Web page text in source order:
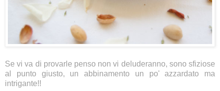
Se vi va di provarle penso non vi deluderanno, sono sfiziose
al punto giusto, un abbinamento un po' azzardato ma
intrigante!!